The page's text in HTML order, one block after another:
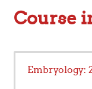
Course
Embryology: